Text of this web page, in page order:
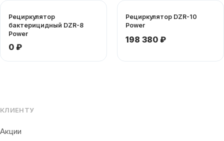
Рециркулятор
бактерицидный DZR-8
Power
0 ₽
Рециркулятор DZR-10
Power
198 380 ₽
КЛИЕНТУ
Акции